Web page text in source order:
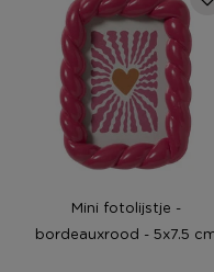
Mini fotolijstje -
bordeauxrood - 5x7.5